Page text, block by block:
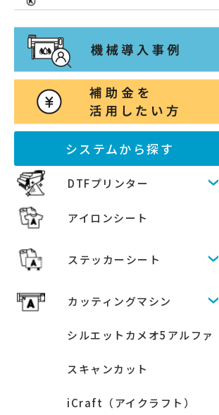
システムから探す
DTFプリンター
アイロンシート
ステッカーシート
カッティングマシン
シルエットカメオ5アルファ
スキャンカット
iCraft（アイクラフト）